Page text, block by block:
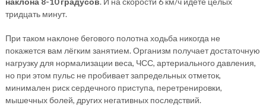
тридцать минут.
При таком наклоне бегового полотна ходьба никогда не
покажется вам лёгким занятием. Организм получает достаточную
нагрузку для нормализации веса, ЧСС, артериального давления,
но при этом пульс не пробивает запредельных отметок,
минимален риск сердечного приступа, перетренировки,
мышечных болей, других негативных последствий.